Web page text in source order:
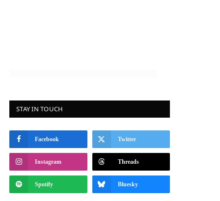
STAY IN TOUCH
Facebook Twitter
Instagram Threads
Spotify Bluesky